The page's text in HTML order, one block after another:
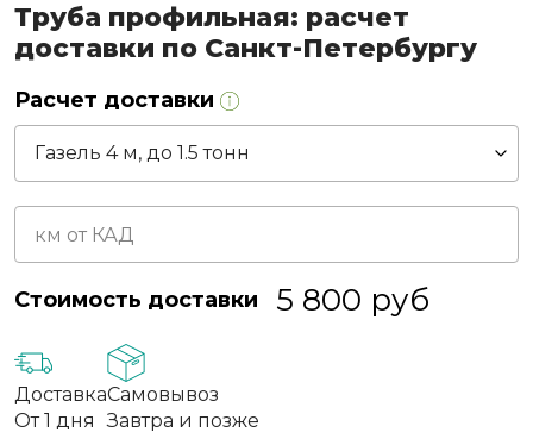
Труба профильная: расчет
доставки по Санкт-Петербургу
Расчет доставки
Стоимость доставки 5 800 руб
Доставка
От 1 дня
Самовывоз
Завтра и позже